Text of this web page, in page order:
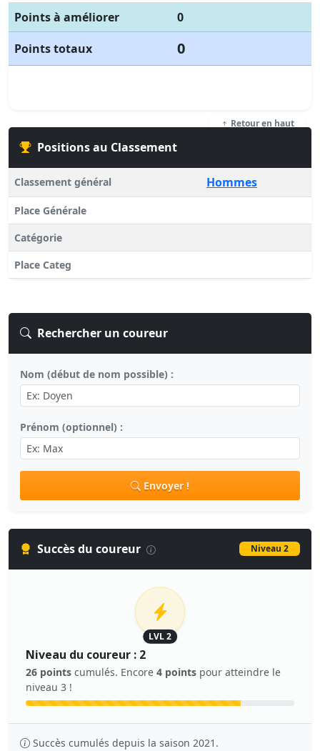
Points à améliorer
0
Points totaux
0
Retour en haut
Positions au Classement
Classement général Hommes
Place Générale
Catégorie
Place Categ
Rechercher un coureur
Nom (début de nom possible) :
Prénom (optionnel) :
Envoyer !
Succès du coureur Niveau 2
LVL 2
Niveau du coureur : 2
26 points cumulés. Encore 4 points pour atteindre le
niveau 3 !
Succès cumulés depuis la saison 2021.